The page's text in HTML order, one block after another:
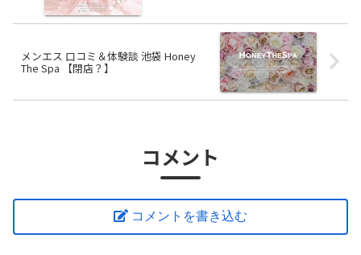
メンエス 口コミ＆体験談 池袋 Honey
The Spa 【閉店？】
コメント
コメントを書き込む